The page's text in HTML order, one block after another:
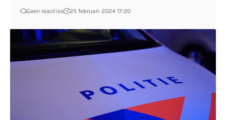
Geen reacties 25 februari 2024 17:20